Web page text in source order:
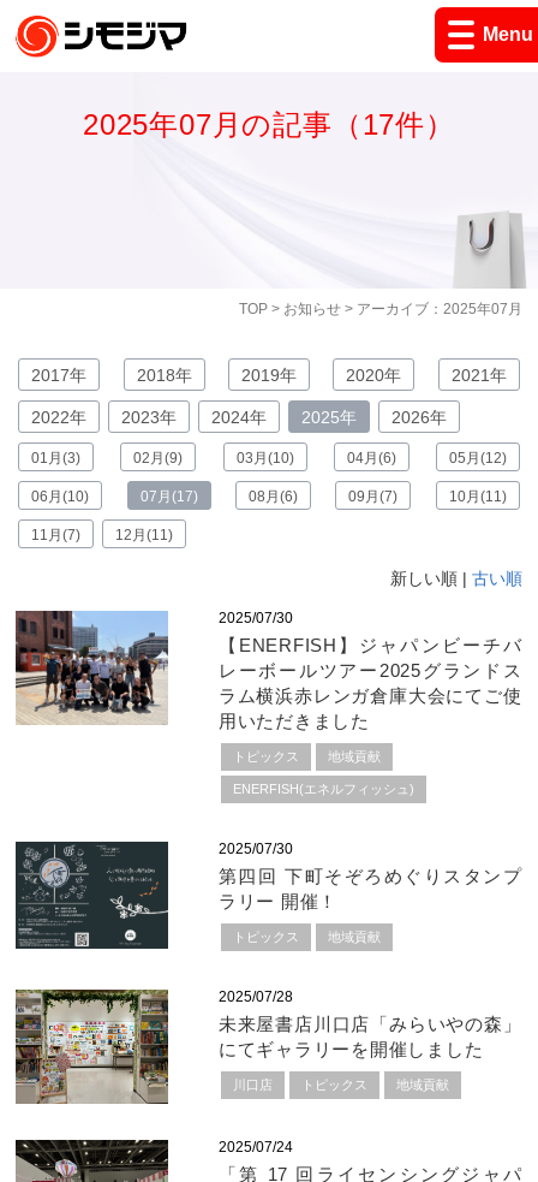
Menu
TOP> お知らせ> アーカイブ：2025年07月
2025年07月の記事（17件）
2017年 2018年 2019年 2020年 2021年
2022年 2023年 2024年 2025年 2026年
01月(3) 02月(9) 03月(10) 04月(6) 05月(12)
06月(10) 07月(17) 08月(6) 09月(7) 10月(11)
11月(7) 12月(11)
新しい順 | 古い順
2025/07/30
【ENERFISH】ジャパンビーチバ
レーボールツアー2025グランドス
ラム横浜赤レンガ倉庫大会にてご使
用いただきました
トピックス 地域貢献
ENERFISH(エネルフィッシュ)
2025/07/30
第四回 下町そぞろめぐりスタンプ
ラリー 開催！
トピックス 地域貢献
2025/07/28
未来屋書店川口店「みらいやの森」
にてギャラリーを開催しました
川口店 トピックス 地域貢献
2025/07/24
「第 17 回ライセンシングジャパ